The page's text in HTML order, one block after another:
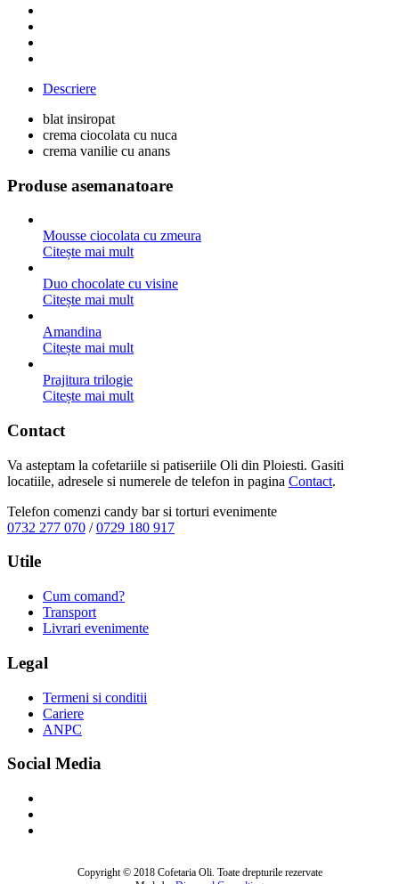
Descriere
blat insiropat
crema ciocolata cu nuca
crema vanilie cu anans
Produse asemanatoare
Mousse ciocolata cu zmeura
Citește mai mult
Duo chocolate cu visine
Citește mai mult
Amandina
Citește mai mult
Prajitura trilogie
Citește mai mult
Contact
Va asteptam la cofetariile si patiseriile Oli din Ploiesti. Gasiti
locatiile, adresele si numerele de telefon in pagina Contact.
Telefon comenzi candy bar si torturi evenimente
0732 277 070 /0729 180 917
Utile
Cum comand?
Transport
Livrari evenimente
Legal
Termeni si conditii
Cariere
ANPC
Social Media
Copyright © 2018 Cofetaria Oli. Toate drepturile rezervate